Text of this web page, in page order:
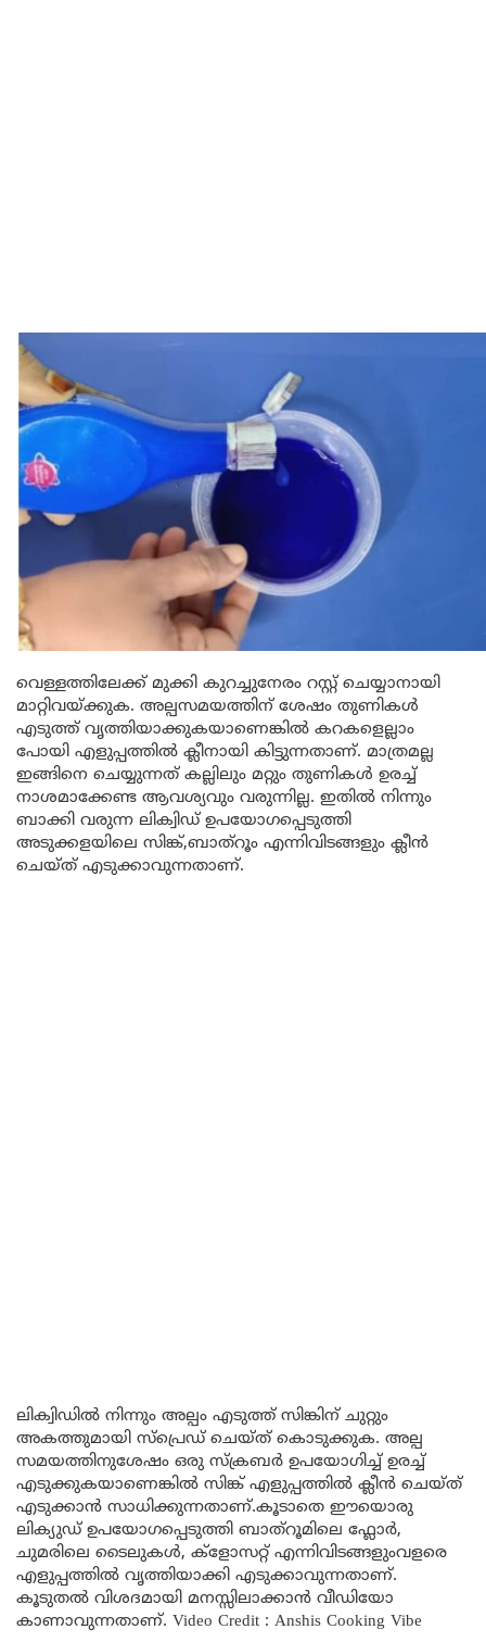
വെള്ളത്തിലേക്ക് മുക്കി കുറച്ചുനേരം റസ്റ്റ് ചെയ്യാനായി
മാറ്റിവയ്ക്കുക. അല്പസമയത്തിന് ശേഷം തുണികൾ
എടുത്ത് വൃത്തിയാക്കുകയാണെങ്കിൽ കറകളെല്ലാം
പോയി എളുപ്പത്തിൽ ക്ലീനായി കിട്ടുന്നതാണ്. മാത്രമല്ല
ഇങ്ങിനെ ചെയ്യുന്നത് കല്ലിലും മറ്റും തുണികൾ ഉരച്ച്
നാശമാക്കേണ്ട ആവശ്യവും വരുന്നില്ല. ഇതിൽ നിന്നും
ബാക്കി വരുന്ന ലിക്വിഡ് ഉപയോഗപ്പെടുത്തി
അടുക്കളയിലെ സിങ്ക്,ബാത്റൂം എന്നിവിടങ്ങളും ക്ലീൻ
ചെയ്ത് എടുക്കാവുന്നതാണ്.
ലിക്വിഡിൽ നിന്നും അല്പം എടുത്ത് സിങ്കിന് ചുറ്റും
അകത്തുമായി സ്പ്രെഡ് ചെയ്ത് കൊടുക്കുക. അല്പ
സമയത്തിനുശേഷം ഒരു സ്ക്രബർ ഉപയോഗിച്ച് ഉരച്ച്
എടുക്കുകയാണെങ്കിൽ സിങ്ക് എളുപ്പത്തിൽ ക്ലീൻ ചെയ്ത്
എടുക്കാൻ സാധിക്കുന്നതാണ്.കൂടാതെ ഈയൊരു
ലിക്യുഡ് ഉപയോഗപ്പെടുത്തി ബാത്റൂമിലെ ഫ്ലോർ,
ചുമരിലെ ടൈലുകൾ, ക്ളോസറ്റ് എന്നിവിടങ്ങളുംവളരെ
എളുപ്പത്തിൽ വൃത്തിയാക്കി എടുക്കാവുന്നതാണ്.
കൂടുതൽ വിശദമായി മനസ്സിലാക്കാൻ വീഡിയോ
കാണാവുന്നതാണ്. Video Credit : Anshis Cooking Vibe